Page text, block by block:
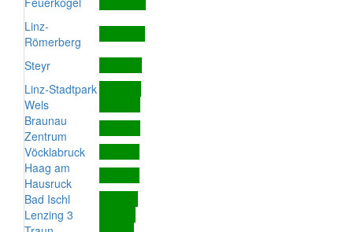
Linz-
Römerberg
Steyr
Linz-Stadtpark
Wels
Braunau
Zentrum
Vöcklabruck
Haag am
Hausruck
Bad Ischl
Lenzing 3